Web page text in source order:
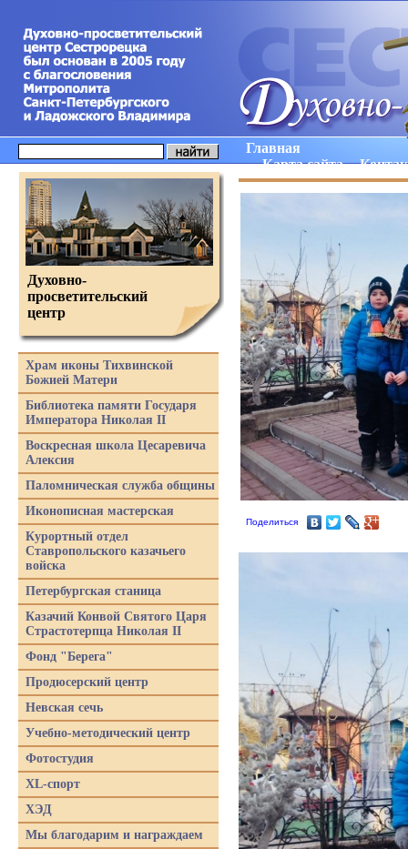
Главная
Карта сайта
Поделиться
Духовно-
просветительский
центр
Храм иконы Тихвинской
Божией Матери
Библиотека памяти Государя
Императора Николая II
Воскресная школа Цесаревича
Алексия
Паломническая служба общины
Иконописная мастерская
Курортный отдел
Ставропольского казачьего
войска
Петербургская станица
Казачий Конвой Святого Царя
Страстотерпца Николая II
Фонд "Берега"
Продюсерский центр
Невская сечь
Учебно-методический центр
Фотостудия
XL-спорт
ХЭД
Мы благодарим и награждаем